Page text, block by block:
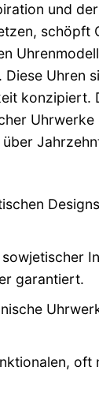
und
schöpft
Uhren
konzipiert.
garantiert.